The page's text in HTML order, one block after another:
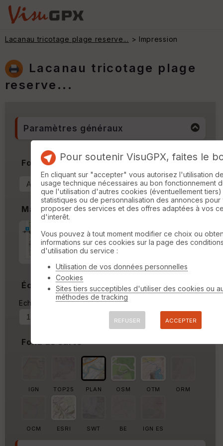
Lacanau tricotage plage reserve... > Impression
Lacanau tricotage plage
reserve...
Paramètres généraux
Format & Orientation
Marges
Marge autour de la trace
%
Échelle
Echelle actuelle : 1/36797
Fond de carte
IGN TOP25 PLAN OSM OTM ORM
OCM ESRI SWT BE IGN ES
Pour soutenir VisuGPX, faites le
En cliquant sur "accepter" vous autorisez l'utilisation
usage technique nécessaires au bon fonctionnement
que l'utilisation d'autres cookies (éventuellement
statistiques ou de personnalisation des annonces pour
proposer des services et des offres adaptées à vos
d'interêt.
Vous pouvez à tout moment modifier ce choix ou
informations sur ces cookies sur la page des
d'utilisation du service :
Utilisation de vos données personnelles
Cookies
Sites tiers succeptibles d'utiliser des cookies ou
méthodes de tracking
REFUSER ACCEPTER